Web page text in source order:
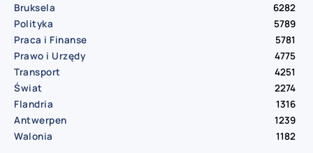
Bruksela
6282
Polityka
5789
Praca i Finanse
5781
Prawo i Urzędy
4775
Transport
4251
Świat
2274
Flandria
1316
Antwerpen
1239
Walonia
1182